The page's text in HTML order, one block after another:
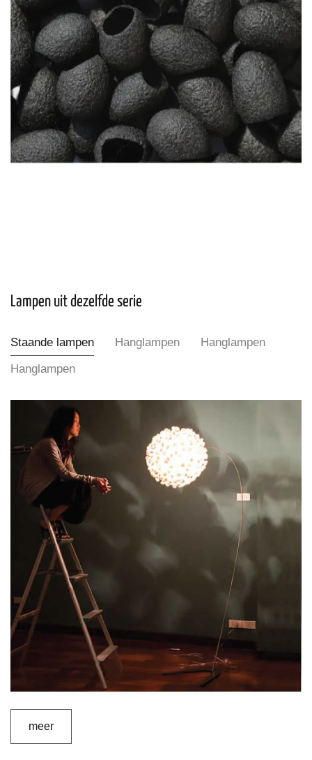
Lampen uit dezelfde serie
Staande lampen Hanglampen
Hanglampen
Hanglampen
meer